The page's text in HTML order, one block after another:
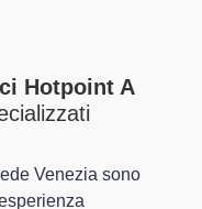
Hotpoint A
Venezia sono